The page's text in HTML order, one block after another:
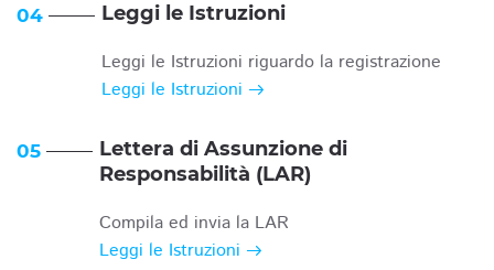
04 Leggi le Istruzioni
Leggi le Istruzioni riguardo la registrazione
Leggi le Istruzioni
05
Lettera di Assunzione di
Responsabilità (LAR)
Compila ed invia la LAR
Leggi le Istruzioni